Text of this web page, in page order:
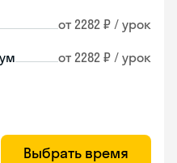
от 2282 ₽ / урок
от 2282 ₽ / урок
Выбрать время